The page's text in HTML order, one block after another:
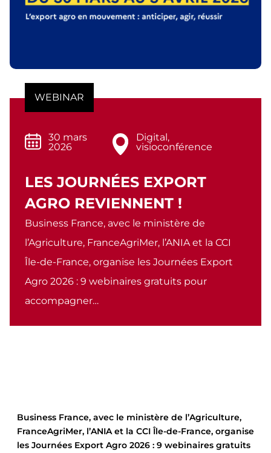
WEBINAR
30 mars
2026
Digital,
visioconférence
LES JOURNÉES EXPORT
AGRO REVIENNENT !
Business France, avec le ministère de
l’Agriculture, FranceAgriMer, l’ANIA et la CCI
Île-de-France, organise les Journées Export
Agro 2026 : 9 webinaires gratuits pour
accompagner…
Business France, avec le ministère de l’Agriculture,
FranceAgriMer, l’ANIA et la CCI Île-de-France, organise
les Journées Export Agro 2026 : 9 webinaires gratuits